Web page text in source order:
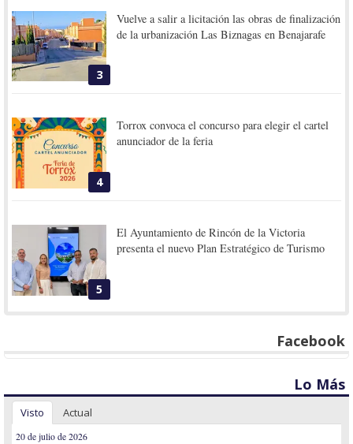
3
Vuelve a salir a licitación las obras de finalización
de la urbanización Las Biznagas en Benajarafe
4
Torrox convoca el concurso para elegir el cartel
anunciador de la feria
5
El Ayuntamiento de Rincón de la Victoria
presenta el nuevo Plan Estratégico de Turismo
Facebook
Lo Más
Visto Actual
20 de julio de 2026